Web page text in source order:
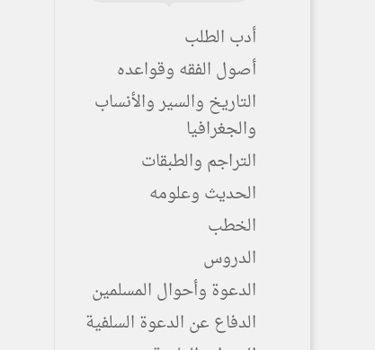
أدب الطلب
أصول الفقه وقواعده
التاريخ والسير والأنساب
والجغرافيا
التراجم والطبقات
الحديث وعلومه
الخطب
الدروس
الدعوة وأحوال المسلمين
الدفاع عن الدعوة السلفية